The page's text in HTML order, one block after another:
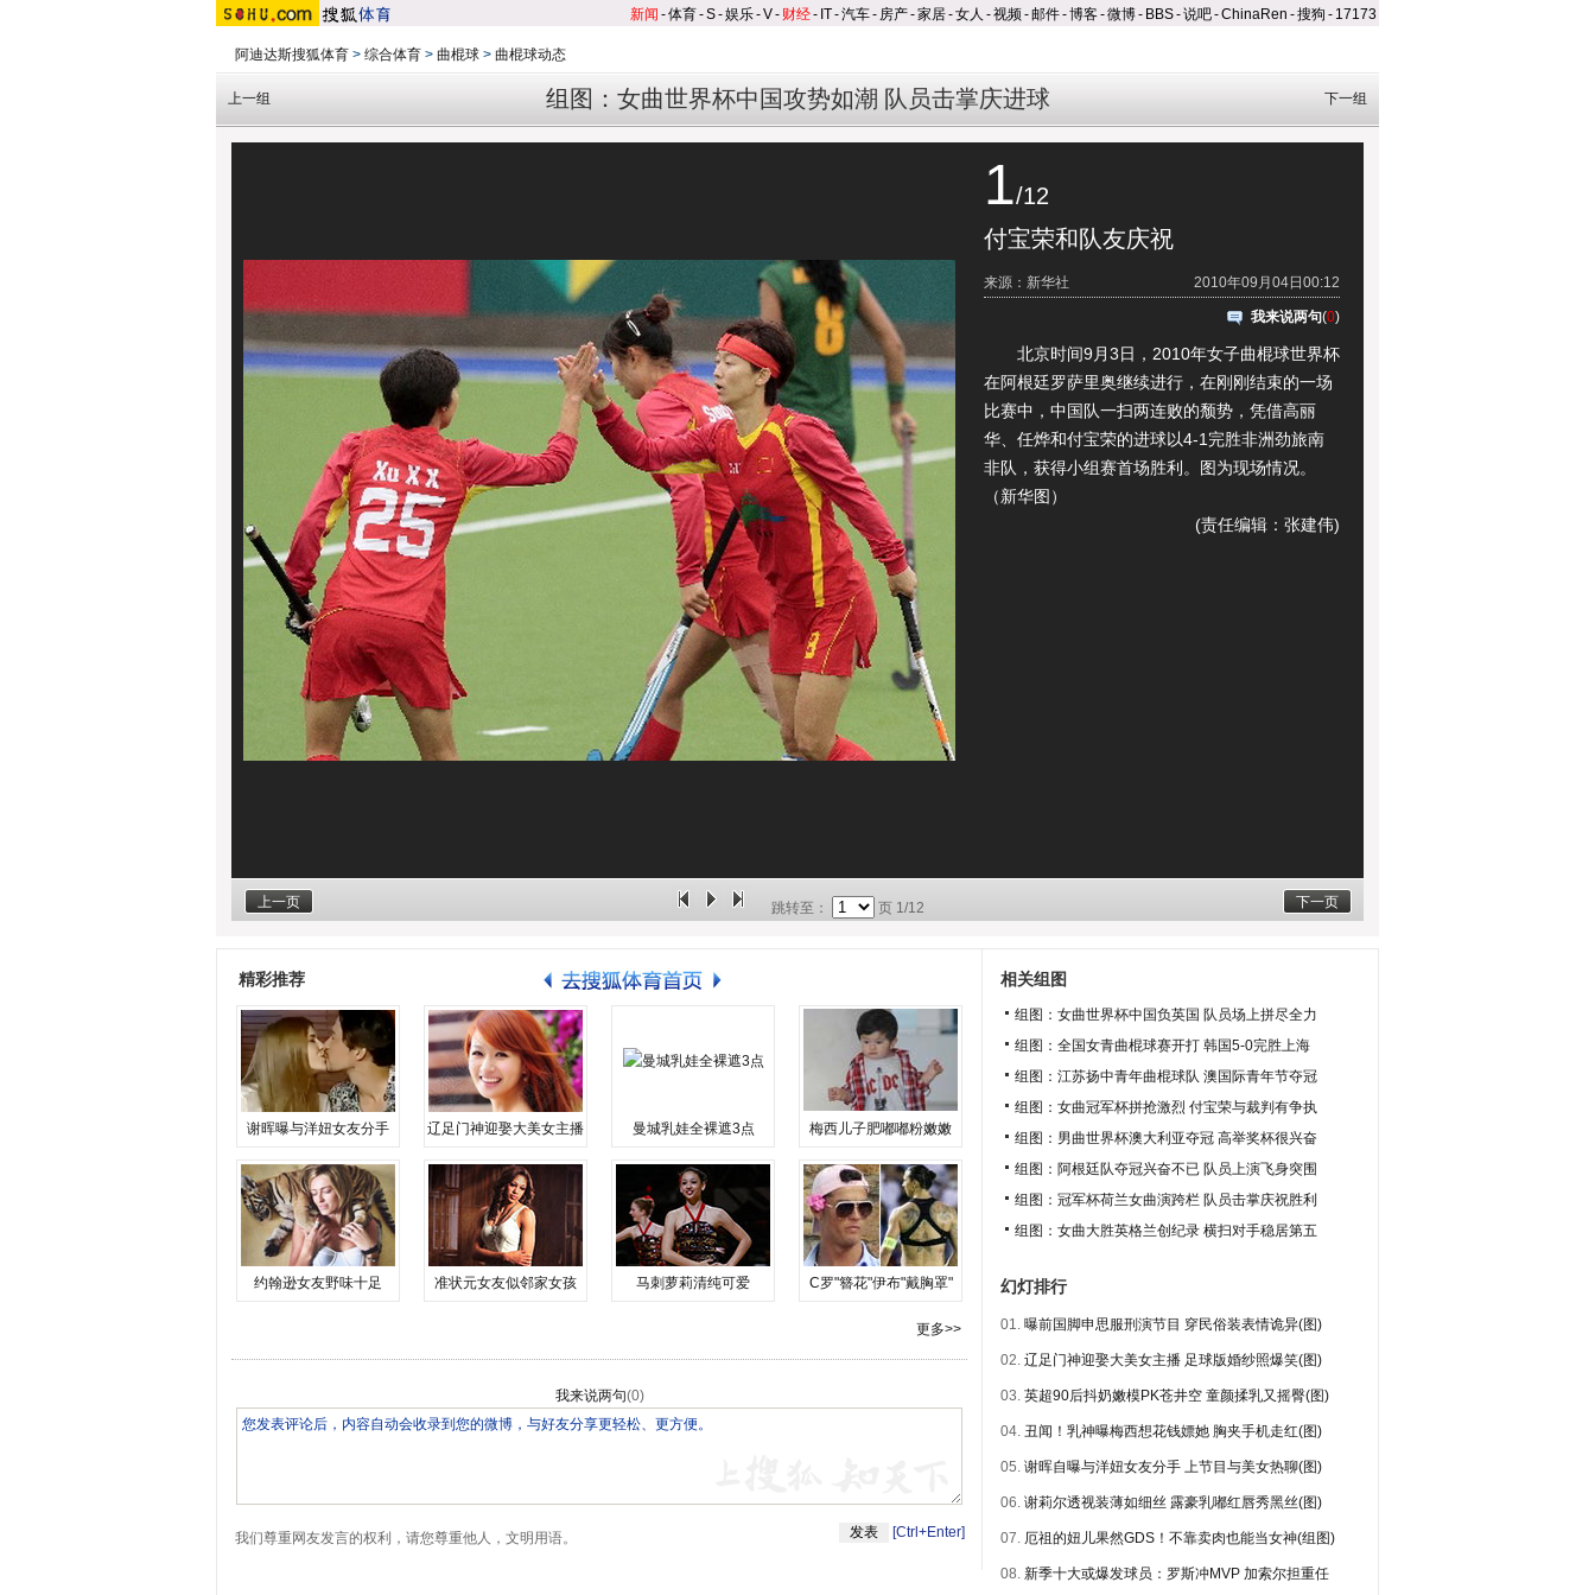
新闻 -体育-S-娱乐-V- 财经- IT-汽车- 房产-家居-女人 -视频-邮件-博客-微博- BBS-说吧-ChinaRen -搜狗 - 17173
阿迪达斯搜狐体育 > 综合体育 > 曲棍球 > 曲棍球动态
组图：女曲世界杯中国攻势如潮 队员击掌庆进球
上一组 下一组
1/12
付宝荣和队友庆祝
2010年09月04日00:12
来源：新华社
我来说两句(0)
北京时间9月3日，2010年女子曲棍球世界杯
在阿根廷罗萨里奥继续进行，在刚刚结束的一场
比赛中，中国队一扫两连败的颓势，凭借高丽
华、任烨和付宝荣的进球以4-1完胜非洲劲旅南
非队，获得小组赛首场胜利。图为现场情况。
（新华图）
(责任编辑：张建伟)
上一页 下一页
跳转至： 页 1/12
精彩推荐
谢晖曝与洋妞女友分手 辽足门神迎娶大美女主播 曼城乳娃全裸遮3点 梅西儿子肥嘟嘟粉嫩嫩
约翰逊女友野味十足 准状元女友似邻家女孩 马刺萝莉清纯可爱 C罗"簪花"伊布"戴胸罩"
更多>>
我来说两句(0)
我们尊重网友发言的权利，请您尊重他人，文明用语。 [Ctrl+Enter]
相关组图
组图：女曲世界杯中国负英国 队员场上拼尽全力
组图：全国女青曲棍球赛开打 韩国5-0完胜上海
组图：江苏扬中青年曲棍球队 澳国际青年节夺冠
组图：女曲冠军杯拼抢激烈 付宝荣与裁判有争执
组图：男曲世界杯澳大利亚夺冠 高举奖杯很兴奋
组图：阿根廷队夺冠兴奋不已 队员上演飞身突围
组图：冠军杯荷兰女曲演跨栏 队员击掌庆祝胜利
组图：女曲大胜英格兰创纪录 横扫对手稳居第五
幻灯排行
01. 曝前国脚申思服刑演节目 穿民俗装表情诡异(图)
02. 辽足门神迎娶大美女主播 足球版婚纱照爆笑(图)
03. 英超90后抖奶嫩模PK苍井空 童颜揉乳又摇臀(图)
04. 丑闻！乳神曝梅西想花钱嫖她 胸夹手机走红(图)
05. 谢晖自曝与洋妞女友分手 上节目与美女热聊(图)
06. 谢莉尔透视装薄如细丝 露豪乳嘟红唇秀黑丝(图)
07. 厄祖的妞儿果然GDS！不靠卖肉也能当女神(组图)
08. 新季十大或爆发球员：罗斯冲MVP 加索尔担重任